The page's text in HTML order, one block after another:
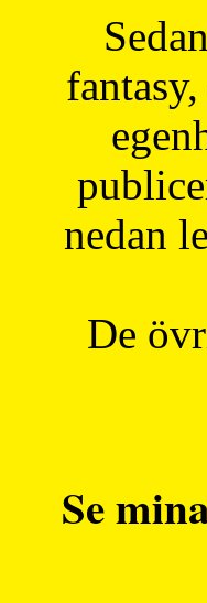
nedan
De
Se